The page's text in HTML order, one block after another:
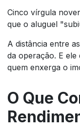
Cinco vírgula
que o aluguel
A distância entre
da operação. E
quem enxerga o
O Que